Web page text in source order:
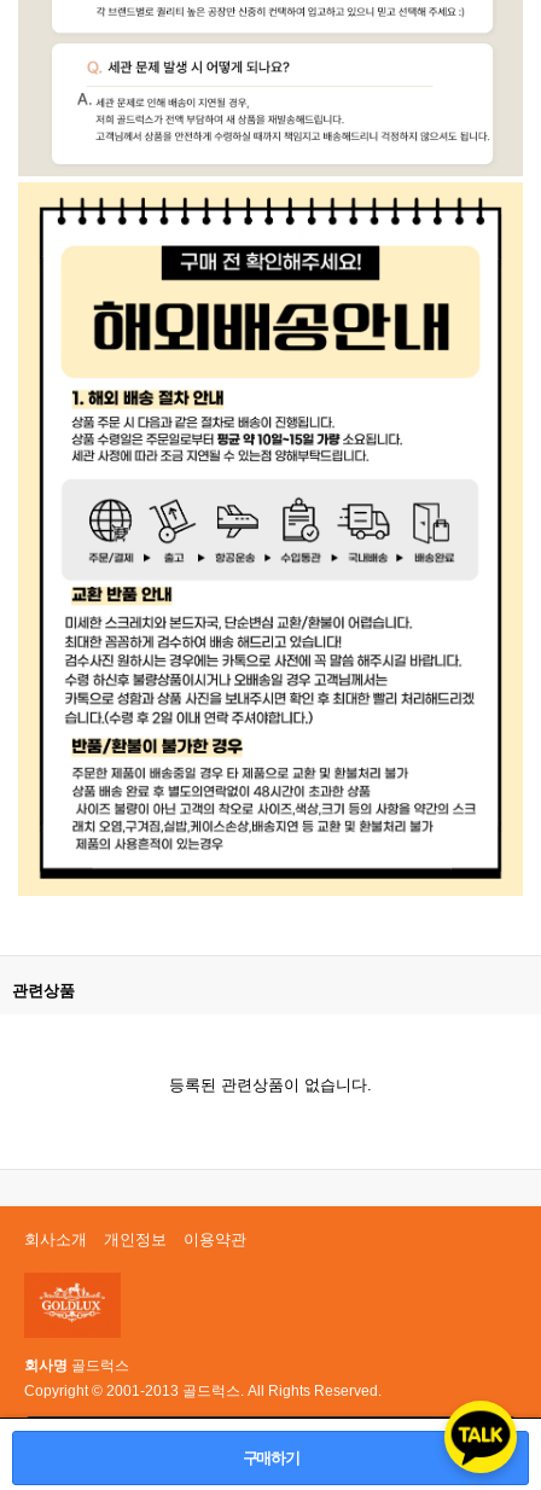
구매하기
관련상품
등록된 관련상품이 없습니다.
회사소개 개인정보 이용약관
회사명 골드럭스
Copyright © 2001-2013 골드럭스. All Rights Reserved.
PC 버전